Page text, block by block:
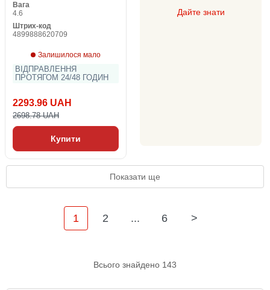
Вага
4.6
Штрих-код
4899888620709
Залишилося мало
ВІДПРАВЛЕННЯ
ПРОТЯГОМ 24/48 ГОДИН
2293.96 UAH
2698.78 UAH
Купити
Дайте знати
Показати ще
1 2 ... 6 >
Всього знайдено 143